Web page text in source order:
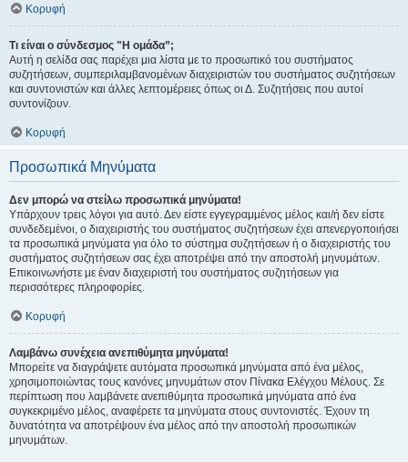
Κορυφή
Τι είναι ο σύνδεσμος "Η ομάδα”;
Αυτή η σελίδα σας παρέχει μια λίστα με το προσωπικό του συστήματος
συζητήσεων, συμπεριλαμβανομένων διαχειριστών του συστήματος συζητήσεων
και συντονιστών και άλλες λεπτομέρειες όπως οι Δ. Συζητήσεις που αυτοί
συντονίζουν.
Κορυφή
Προσωπικά Μηνύματα
Δεν μπορώ να στείλω προσωπικά μηνύματα!
Υπάρχουν τρεις λόγοι για αυτό. Δεν είστε εγγεγραμμένος μέλος και/ή δεν είστε
συνδεδεμένοι, ο διαχειριστής του συστήματος συζητήσεων έχει απενεργοποιήσει
τα προσωπικά μηνύματα για όλο το σύστημα συζητήσεων ή ο διαχειριστής του
συστήματος συζητήσεων σας έχει αποτρέψει από την αποστολή μηνυμάτων.
Επικοινωνήστε με έναν διαχειριστή του συστήματος συζητήσεων για
περισσότερες πληροφορίες.
Κορυφή
Λαμβάνω συνέχεια ανεπιθύμητα μηνύματα!
Μπορείτε να διαγράψετε αυτόματα προσωπικά μηνύματα από ένα μέλος,
χρησιμοποιώντας τους κανόνες μηνυμάτων στον Πίνακα Ελέγχου Μέλους. Σε
περίπτωση που λαμβάνετε ανεπιθύμητα προσωπικά μηνύματα από ένα
συγκεκριμένο μέλος, αναφέρετε τα μηνύματα στους συντονιστές. Έχουν τη
δυνατότητα να αποτρέψουν ένα μέλος από την αποστολή προσωπικών
μηνυμάτων.